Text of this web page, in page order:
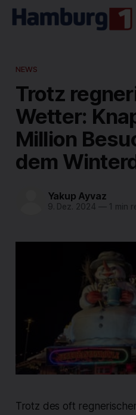
NEWS
Trotz
Wetter:
Million
dem
Yakup Ayvaz
9. Dez. 2024 —1 min
Trotz des oft